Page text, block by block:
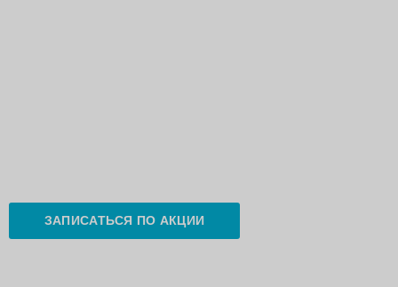
ЗАПИСАТЬСЯ ПО АКЦИИ